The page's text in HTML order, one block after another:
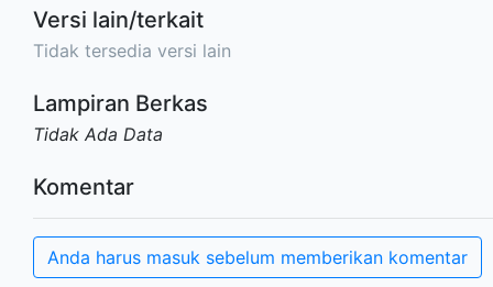
Versi lain/terkait
Tidak tersedia versi lain
Lampiran Berkas
Tidak Ada Data
Komentar
Anda harus masuk sebelum memberikan komentar